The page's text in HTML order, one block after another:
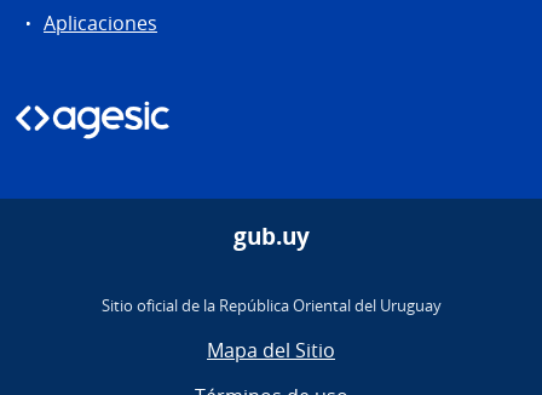
Aplicaciones
gub.uy
Sitio oficial de la República Oriental del Uruguay
Mapa del Sitio